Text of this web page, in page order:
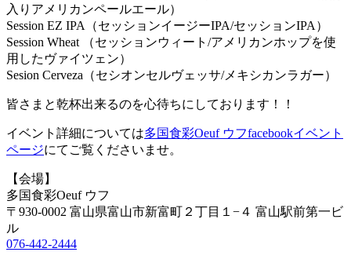
入りアメリカンペールエール）
Session EZ IPA（セッションイージーIPA/セッションIPA）
Session Wheat （セッションウィート/アメリカンホップを使
用したヴァイツェン）
Sesion Cerveza（セシオンセルヴェッサ/メキシカンラガー）
皆さまと乾杯出来るのを心待ちにしております！！
イベント詳細については多国食彩Oeuf ウフfacebookイベント
ページにてご覧くださいませ。
【会場】
多国食彩Oeuf ウフ
〒930-0002 富山県富山市新富町２丁目１−４ 富山駅前第一ビ
ル
076-442-2444